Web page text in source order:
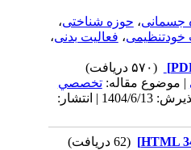
،حوزه شناختی،
،فعالیت بدنی،
مقاله:تخصصي
دریافت: 1403/7/19 | پذیرش: 1404/6/13 | انتشار:
(62 دریافت)